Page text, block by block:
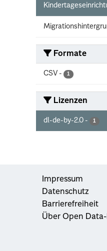
Formate
CSV - 1
Lizenzen
dl-de-by-2.0 - 1
Impressum
Datenschutz
Barrierefreiheit
Über Open